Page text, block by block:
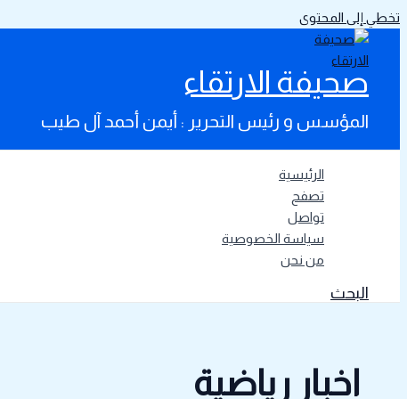
تخطي إلى المحتوى
صحيفة الارتقاء
المؤسس و رئيس التحرير : أيمن أحمد آل طيب
الرئيسية
تصفح
تواصل
سياسة الخصوصية
من نحن
البحث
اخبار رياضية